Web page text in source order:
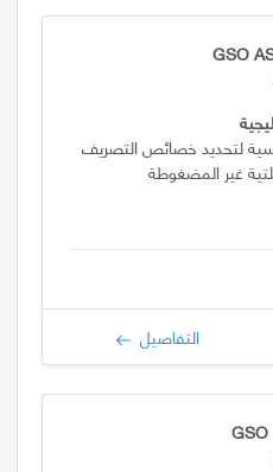
GSO
لتحديد خصائص التصريف
غير المضغوطة
التفاصيل